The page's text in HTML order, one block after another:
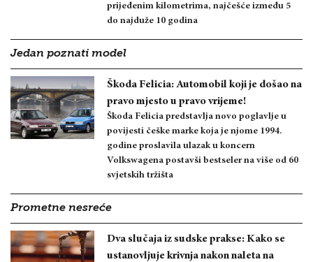
prijeđenim kilometrima, najčešće između 5
do najduže 10 godina
Jedan poznati model
Škoda Felicia: Automobil koji je došao na
pravo mjesto u pravo vrijeme!
Škoda Felicia predstavlja novo poglavlje u
povijesti češke marke koja je njome 1994.
godine proslavila ulazak u koncern
Volkswagena postavši bestseler na više od 60
svjetskih tržišta
Prometne nesreće
Dva slučaja iz sudske prakse: Kako se
ustanovljuje krivnja nakon naleta na